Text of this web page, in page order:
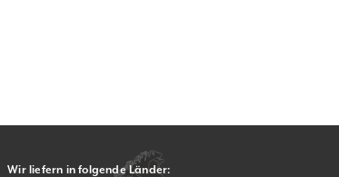
Wir liefern in folgende Länder: